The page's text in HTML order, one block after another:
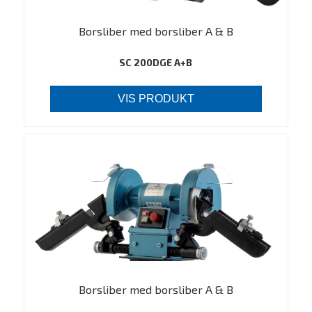
Borsliber med borsliber A & B
SC 200DGE A+B
VIS PRODUKT
Borsliber med borsliber A & B